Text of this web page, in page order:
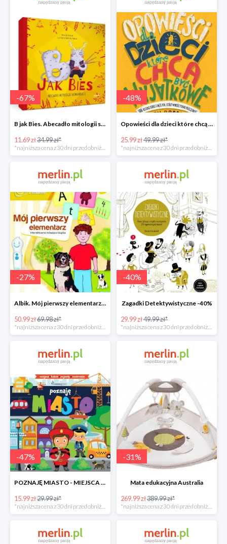
-67%
B jak Bies. Abecadło mitologii słowiańskiej. ABC mitów świata -67%
11.69 zł34.99 zł*
-48%
Opowieści dla dzieci które chcą być wyjątkowe -49%
25.99 zł49.99 zł*
-27%
Albik. Mój pierwszy elementarz - książka interaktywna -28%
50.99 zł69.98 zł*
*najniższa cena z 30 dni przed obniżką
-40%
Zagadki Detektywistyczne -40%
29.99 zł49.99 zł*
*najniższa cena z 30 dni przed obniżką
-47%
POZNAJĘ MIASTO - MIEJSCA LUDZIE POJAZDY ZWIERZĘTA -47%
15.99 zł29.99 zł*
*najniższa cena z 30 dni przed obniżką
-31%
Mata edukacyjna Australia
269.99 zł389.99 zł*
*najniższa cena z 30 dni przed obniżką